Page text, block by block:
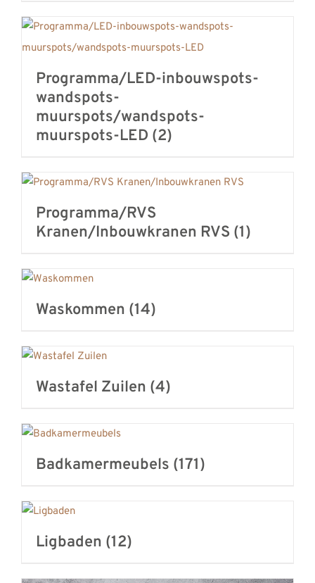
Programma/LED-inbouwspots-
wandspots-
muurspots/wandspots-
muurspots-LED (2)
Programma/RVS
Kranen/Inbouwkranen RVS (1)
Waskommen (14)
Wastafel Zuilen (4)
Badkamermeubels (171)
Ligbaden (12)